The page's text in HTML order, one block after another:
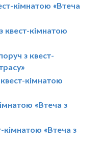
кімнатою «Втеча
квест-кімнатою
з квест-
кімнатою
«Втеча з
кімнатою «Втеча з